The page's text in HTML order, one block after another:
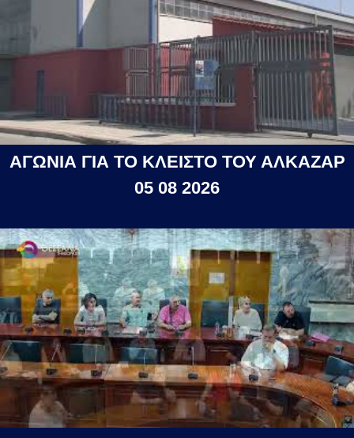
ΑΓΩΝΙΑ ΓΙΑ ΤΟ ΚΛΕΙΣΤΟ ΤΟΥ ΑΛΚΑΖΑΡ
05 08 2026